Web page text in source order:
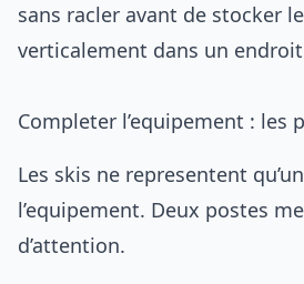
sans racler avant de stocker
verticalement dans un
Completer l’equipement : les
Les skis ne representent
l’equipement. Deux postes
d’attention.